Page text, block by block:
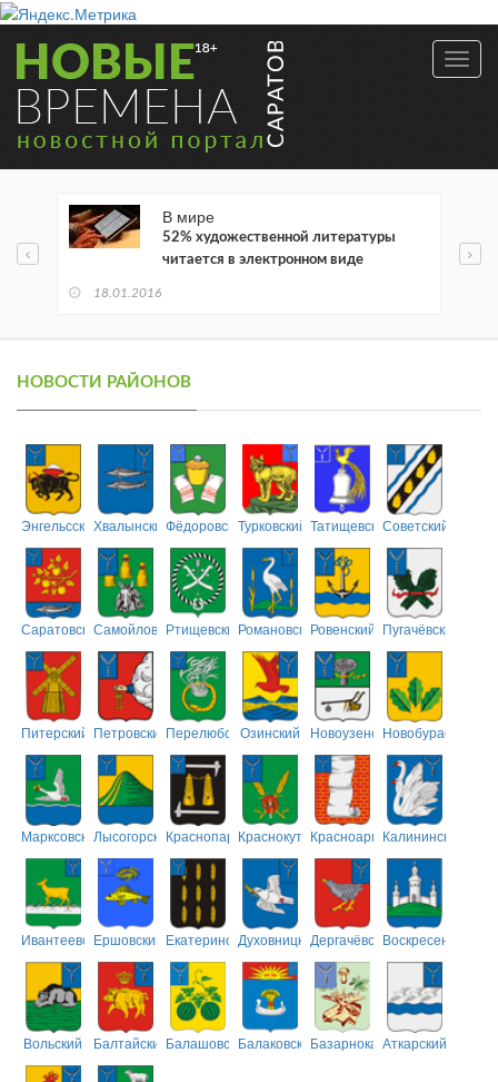
В мире
52% художественной литературы
читается в электронном виде
18.01.2016
НОВОСТИ РАЙОНОВ
ЭнгельсскийХвалынскийФёдоровскийТурковский ТатищевскийСоветский
СаратовскийСамойловскийРтищевскийРомановскийРовенский Пугачёвский
Питерский ПетровскийПерелюбскийОзинский НовоузенскийНовобурасский
МарксовскийЛысогорскийКраснопартизанский
КраснокутскийКрасноармейский
Калининский
ИвантеевскийЕршовский ЕкатериновскийДуховницкийДергачёвскийВоскресенский
Вольский БалтайскийБалашовскийБалаковскийБазарнокарабулакский
Аткарский